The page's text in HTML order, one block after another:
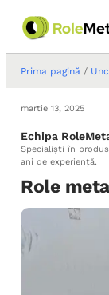
Prima pagină /
martie 13, 2025
Echipa
Specialiști în
ani de experiență.
Role